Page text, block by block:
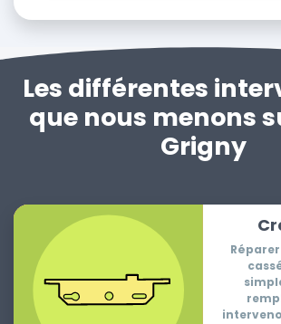
Les différentes
que nous menons
Grigny